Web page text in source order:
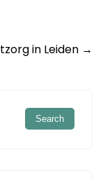
in Leiden →